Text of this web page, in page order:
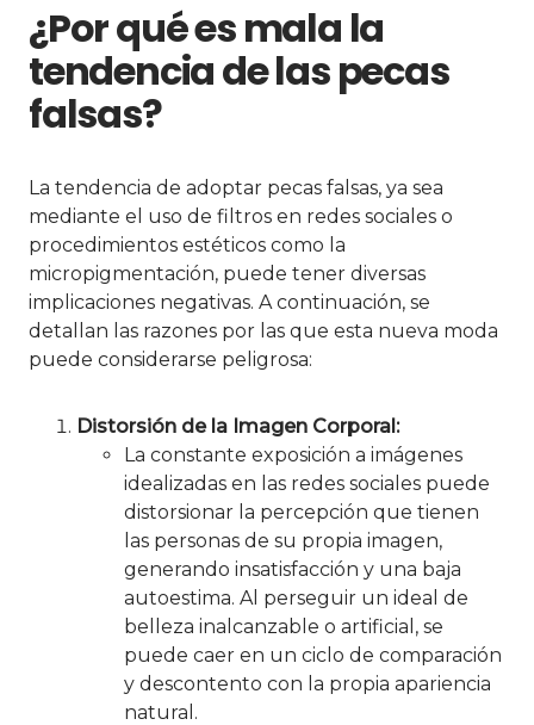
¿Por qué es mala la
tendencia de las pecas
falsas?
La tendencia de adoptar pecas falsas, ya sea
mediante el uso de filtros en redes sociales o
procedimientos estéticos como la
micropigmentación, puede tener diversas
implicaciones negativas. A continuación, se
detallan las razones por las que esta nueva moda
puede considerarse peligrosa:
Distorsión de la Imagen Corporal:
La constante exposición a imágenes
idealizadas en las redes sociales puede
distorsionar la percepción que tienen
las personas de su propia imagen,
generando insatisfacción y una baja
autoestima. Al perseguir un ideal de
belleza inalcanzable o artificial, se
puede caer en un ciclo de comparación
y descontento con la propia apariencia
natural.